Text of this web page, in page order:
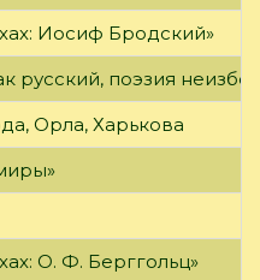
Иосиф Бродский»
русский, поэзия
Орла, Харькова
О. Ф. Берггольц»